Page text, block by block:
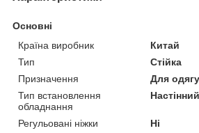
Основні
Країна виробник
Китай
Тип
Стійка
Призначення
Для одягу
Тип встановлення
обладнання
Настінний
Регульовані ніжки Ні